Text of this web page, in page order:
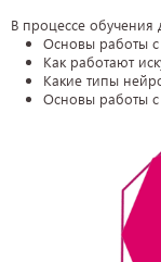
В процессе обучения
Основы работы с
Как работают
Какие типы
Основы работы с